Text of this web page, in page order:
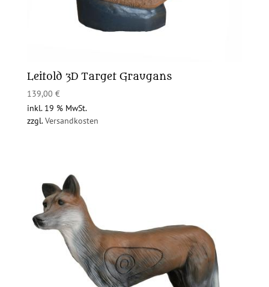
Leitold 3D Target Graugans
139,00 €
inkl. 19 % MwSt.
zzgl.Versandkosten